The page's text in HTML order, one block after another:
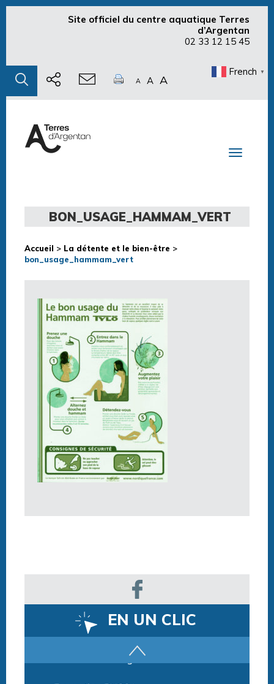
Site officiel du centre aquatique Terres
d’Argentan
02 33 12 15 45
A A A
French ▼
Toggle
BON_USAGE_HAMMAM_VERT
Accueil > La détente et le bien-être >
bon_usage_hammam_vert
EN UN CLIC